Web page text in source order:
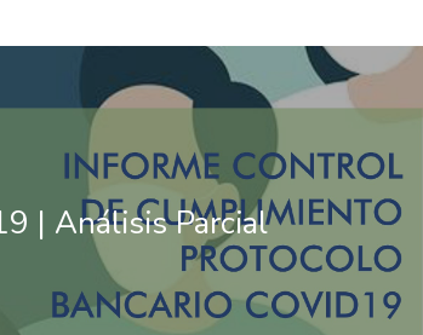
| Análisis Parcial